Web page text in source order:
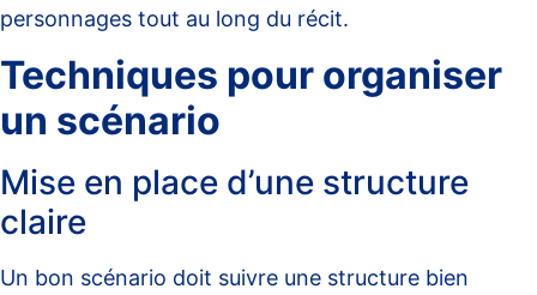
personnages tout au long du récit.
Techniques pour organiser
un scénario
Mise en place d’une structure
claire
Un bon scénario doit suivre une structure bien